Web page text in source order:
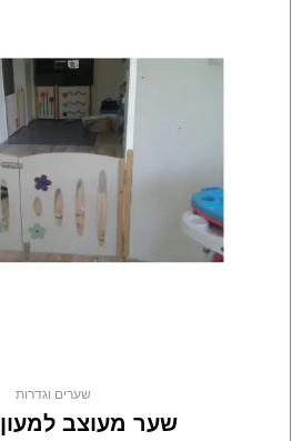
שערים וגדרות
שער מעוצב למעון 2 מטר